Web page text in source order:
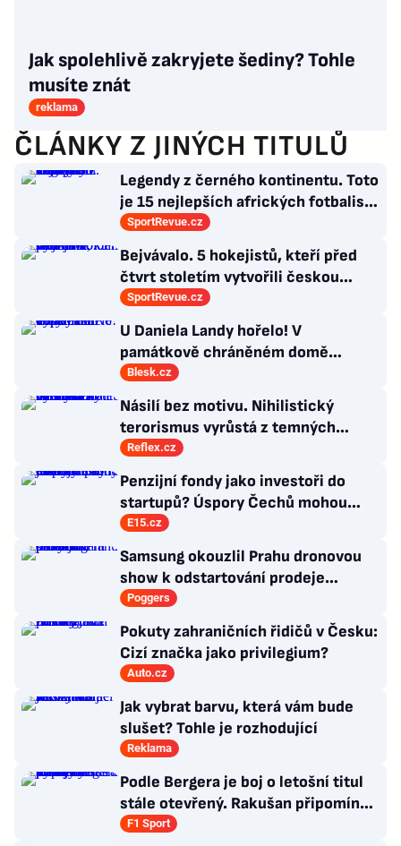
Jak spolehlivě zakryjete šediny? Tohle
musíte znát
reklama
ČLÁNKY Z JINÝCH TITULŮ
Legendy z černého kontinentu. Toto
je 15 nejlepších afrických fotbalistů
všech dob
SportRevue.cz
Bejvávalo. 5 hokejistů, kteří před
čtvrt stoletím vytvořili českou
kolonii v Ottawě
SportRevue.cz
U Daniela Landy hořelo! V
památkově chráněném domě
vypalovali vosy
Blesk.cz
Násilí bez motivu. Nihilistický
terorismus vyrůstá z temných
koutů internetu a míří i na malé děti
Reflex.cz
Penzijní fondy jako investoři do
startupů? Úspory Čechů mohou
rozhýbat ekonomický růst
E15.cz
Samsung okouzlil Prahu dronovou
show k odstartování prodeje
nových produktů
Poggers
Pokuty zahraničních řidičů v Česku:
Cizí značka jako privilegium?
Auto.cz
Jak vybrat barvu, která vám bude
slušet? Tohle je rozhodující
Reklama
Podle Bergera je boj o letošní titul
stále otevřený. Rakušan připomíná
vývoj loňské sezony
F1 Sport